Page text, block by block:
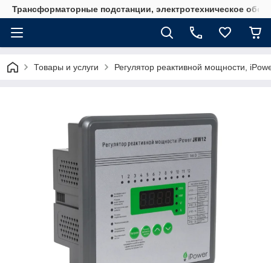
Трансформаторные подстанции, электротехническое
Товары и услуги Регулятор реактивной мощности,